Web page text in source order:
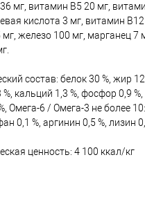
мг, витамин B5 20 мг,
кислота 3 мг, витамин
мг, железо 100 мг, марганец 7
состав: белок 30 %, жир
%, кальций 1,3 %, фосфор 0,9
Омега-6 / Омега-3 не более
0,1 %, аргинин 0,5 %, лизин
ценность: 4 100 ккал/кг